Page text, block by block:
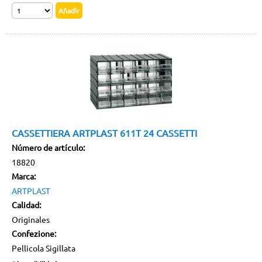
CASSETTIERA ARTPLAST 611T 24 CASSETTI
Número de artículo:
18820
Marca:
ARTPLAST
Calidad:
Originales
Confezione:
Pellicola Sigillata
Gracias por su confianza y…